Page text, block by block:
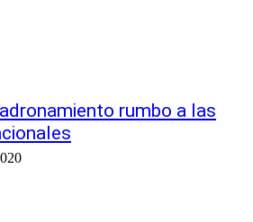
rumbo a las